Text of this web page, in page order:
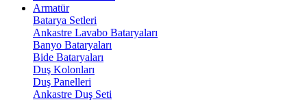
Armatür
Batarya Setleri
Ankastre Lavabo Bataryaları
Banyo Bataryaları
Bide Bataryaları
Duş Kolonları
Duş Panelleri
Ankastre Duş Seti